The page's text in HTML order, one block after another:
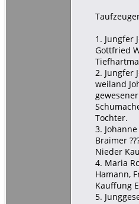
1. Jungfer
Gottfried
2. Jungfer
weiland
Tochter.
3.
Braimer
Nieder
4. Maria
Hamann,
Kauffung
5.